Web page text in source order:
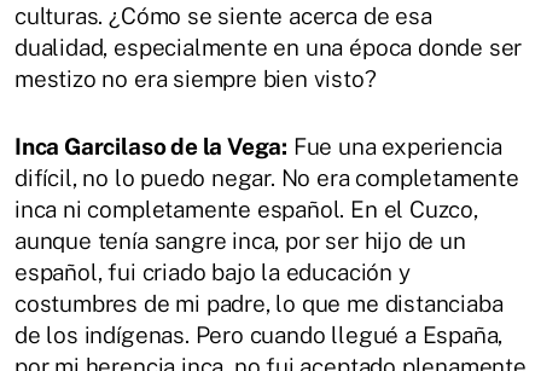
culturas. ¿Cómo se siente acerca de esa
dualidad, especialmente en una época donde ser
mestizo no era siempre bien visto?
Inca Garcilaso de la Vega: Fue una experiencia
difícil, no lo puedo negar. No era completamente
inca ni completamente español. En el Cuzco,
aunque tenía sangre inca, por ser hijo de un
español, fui criado bajo la educación y
costumbres de mi padre, lo que me distanciaba
de los indígenas. Pero cuando llegué a España,